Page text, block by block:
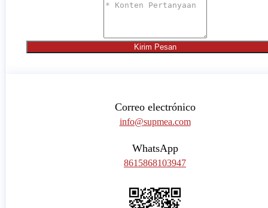
Kirim Pesan
Correo electrónico
info@supmea.com
WhatsApp
8615868103947